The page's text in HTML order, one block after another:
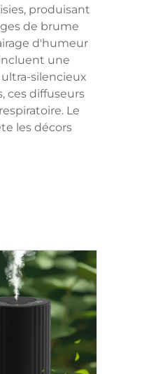
produisant
de brume
d'humeur
une
silencieux
ces diffuseurs
Le
les décors